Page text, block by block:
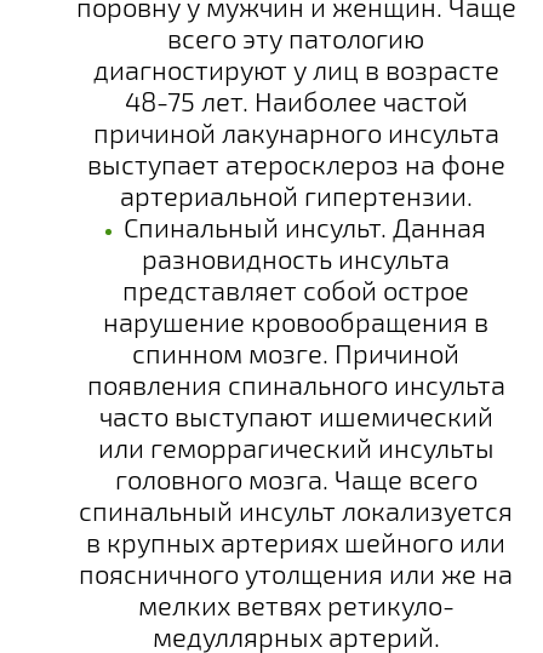
всего эту патологию
диагностируют у лиц в возрасте
48-75 лет. Наиболее частой
причиной лакунарного инсульта
выступает атеросклероз на фоне
артериальной гипертензии.
Спинальный инсульт. Данная
разновидность инсульта
представляет собой острое
нарушение кровообращения в
спинном мозге. Причиной
появления спинального инсульта
часто выступают ишемический
или геморрагический инсульты
головного мозга. Чаще всего
спинальный инсульт локализуется
в крупных артериях шейного или
поясничного утолщения или же на
мелких ветвях ретикуло-
медуллярных артерий.